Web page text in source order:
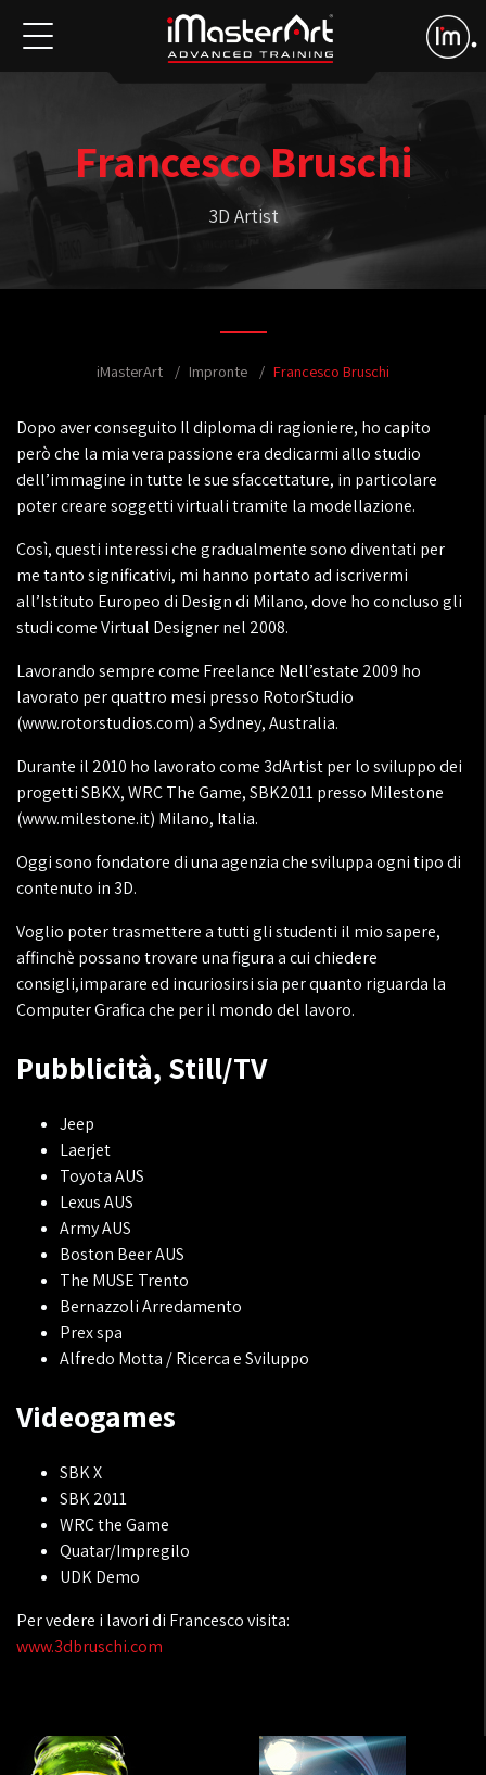
Francesco Bruschi
3D Artist
iMasterArt Impronte Francesco Bruschi
Dopo aver conseguito Il diploma di ragioniere, ho capito
però che la mia vera passione era dedicarmi allo studio
dell’immagine in tutte le sue sfaccettature, in particolare
poter creare soggetti virtuali tramite la modellazione.
Così, questi interessi che gradualmente sono diventati per
me tanto significativi, mi hanno portato ad iscrivermi
all’Istituto Europeo di Design di Milano, dove ho concluso gli
studi come Virtual Designer nel 2008.
Lavorando sempre come Freelance Nell’estate 2009 ho
lavorato per quattro mesi presso RotorStudio
(www.rotorstudios.com) a Sydney, Australia.
Durante il 2010 ho lavorato come 3dArtist per lo sviluppo dei
progetti SBKX, WRC The Game, SBK2011 presso Milestone
(www.milestone.it) Milano, Italia.
Oggi sono fondatore di una agenzia che sviluppa ogni tipo di
contenuto in 3D.
Voglio poter trasmettere a tutti gli studenti il mio sapere,
affinchè possano trovare una figura a cui chiedere
consigli,imparare ed incuriosirsi sia per quanto riguarda la
Computer Grafica che per il mondo del lavoro.
Pubblicità, Still/TV
Jeep
Laerjet
Toyota AUS
Lexus AUS
Army AUS
Boston Beer AUS
The MUSE Trento
Bernazzoli Arredamento
Prex spa
Alfredo Motta / Ricerca e Sviluppo
Videogames
SBK X
SBK 2011
WRC the Game
Quatar/Impregilo
UDK Demo
Per vedere i lavori di Francesco visita:
www.3dbruschi.com